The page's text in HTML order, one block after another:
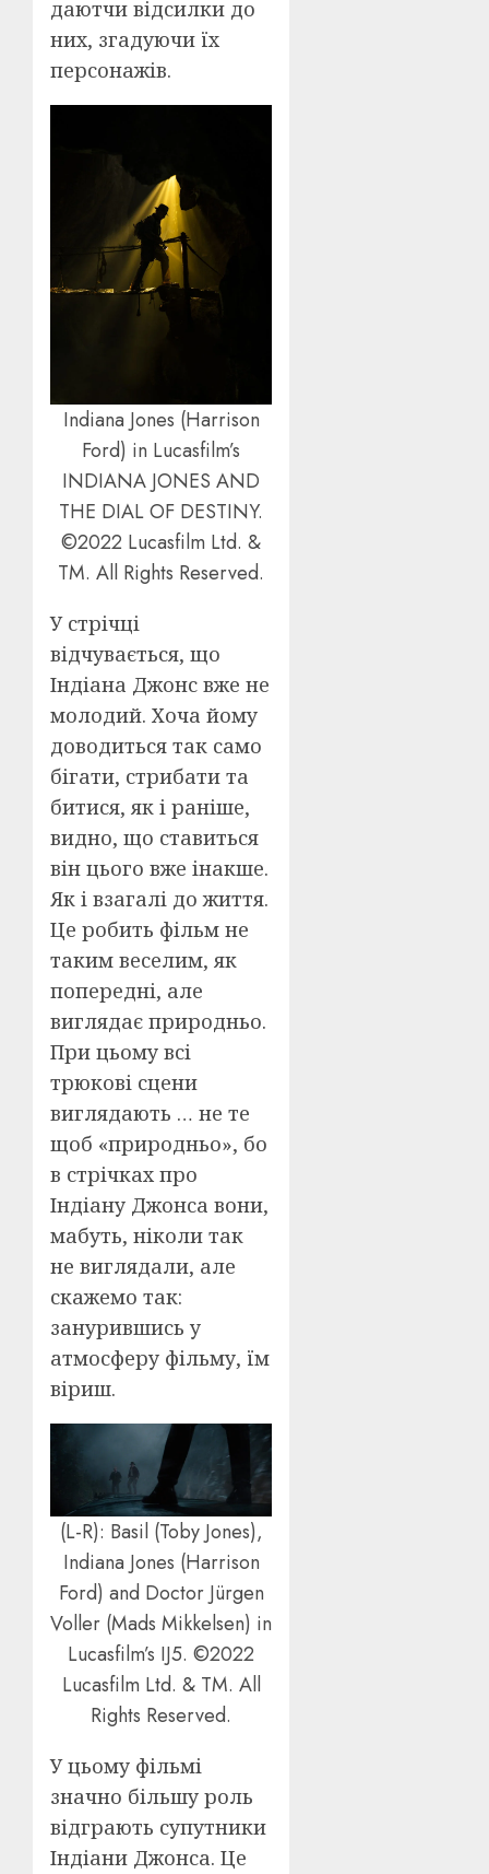
даютчи відсилки до
них, згадуючи їх
персонажів.
Indiana Jones (Harrison
Ford) in Lucasfilm’s
INDIANA JONES AND
THE DIAL OF DESTINY.
©2022 Lucasfilm Ltd. &
TM. All Rights Reserved.
У стрічці
відчувається, що
Індіана Джонс вже не
молодий. Хоча йому
доводиться так само
бігати, стрибати та
битися, як і раніше,
видно, що ставиться
він цього вже інакше.
Як і взагалі до життя.
Це робить фільм не
таким веселим, як
попередні, але
виглядає природньо.
При цьому всі
трюкові сцени
виглядають … не те
щоб «природньо», бо
в стрічках про
Індіану Джонса вони,
мабуть, ніколи так
не виглядали, але
скажемо так:
занурившись у
атмосферу фільму, їм
віриш.
(L-R): Basil (Toby Jones),
Indiana Jones (Harrison
Ford) and Doctor Jürgen
Voller (Mads Mikkelsen) in
Lucasfilm’s IJ5. ©2022
Lucasfilm Ltd. & TM. All
Rights Reserved.
У цьому фільмі
значно більшу роль
відграють супутники
Індіани Джонса. Це